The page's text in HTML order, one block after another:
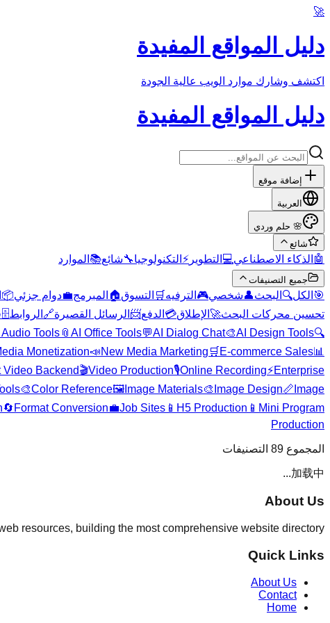
🚀
دليل المواقع المفيدة
اكتشف وشارك موارد الويب عالية الجودة
دليل المواقع المفيدة
إضافة موقع
العربية
🌸 حلم وردي
شائع
🤖 الذكاء الاصطناعي💻 التطوير ⚡ التكنولوجيا🔧شائع📚 الموارد
جميع التصنيفات
🎯 الكل🔍 البحث👤شخصي🎮 الترفيه 🛒 التسوق🏠 المبرمج💼دوام جزئي📦
تحسين محركات البحث🚀 الإطلاق💳 الدفع📨 الرسائل القصيرة🔗 الروابط🗄️
Audio Tools 📎 AI Office Tools💬AI Dialog Chat🎨AI Design Tools🔍
Monetization📣New Media Marketing 🛒 E-commerce Sales📊
Video Backend🎬Video Production🎙️Online Recording⚡Enterprise
🎨Color Reference🖼️ Image Materials🎨 Image Design📏 Image
🔄 Format Conversion💼Job Sites 📱 H5 Production 📱 Mini Program
Production
المجموع 89 التصنيفات
加载中...
About Us
resources, building the most comprehensive website directory.
Quick Links
About Us
Contact
Home